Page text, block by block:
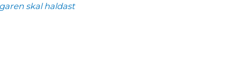
skal haldast